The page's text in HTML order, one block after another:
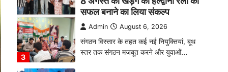
4
Admin August 5, 2026
लोगों ने किया प्रतिभाग जिलाधिकारी अंशुल सिंह…
अल्मोड़ा उत्तराखण्ड कुमाऊं ख़बरें धार्मिक